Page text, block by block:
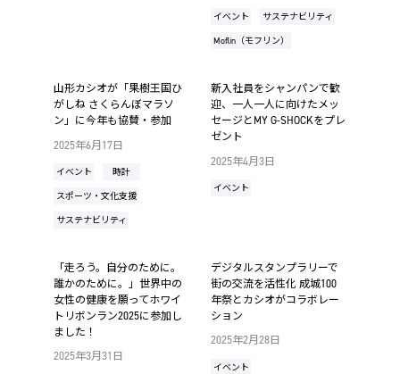
イベント サステナビリティ
Moflin（モフリン）
2025年6月17日
イベント 時計
スポーツ・文化支援
サステナビリティ
山形カシオが「果樹王国ひ
がしね さくらんぼマラソ
ン」に今年も協賛・参加
2025年4月3日
イベント
新入社員をシャンパンで歓
迎、一人一人に向けたメッ
セージとMY G-SHOCKをプレ
ゼント
2025年3月31日
「走ろう。自分のために。
誰かのために。」世界中の
女性の健康を願ってホワイ
トリボンラン2025に参加し
ました！
2025年2月28日
イベント
デジタルスタンプラリーで
街の交流を活性化 成城100
年祭とカシオがコラボレー
ション